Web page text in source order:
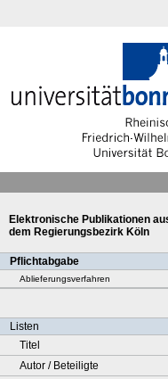
Elektronische Publikationen
dem Regierungsbezirk Köln
Pflichtabgabe
Ablieferungsverfahren
Listen
Titel
Autor / Beteiligte